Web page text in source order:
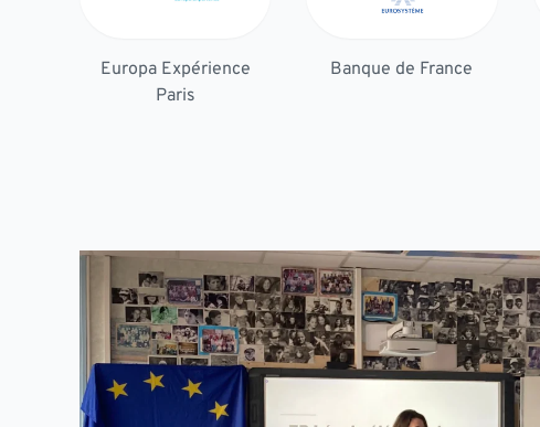
Europa Expérience
Paris
Banque de France